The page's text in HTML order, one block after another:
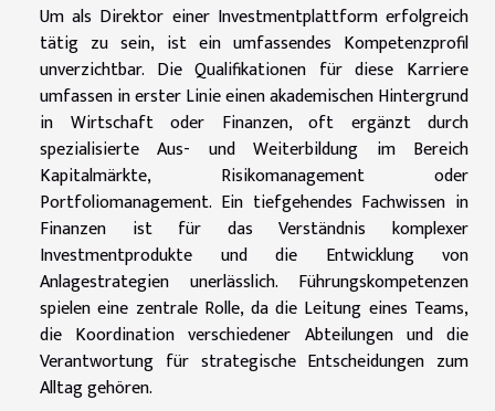
Um als Direktor einer Investmentplattform erfolgreich
tätig zu sein, ist ein umfassendes Kompetenzprofil
unverzichtbar. Die Qualifikationen für diese Karriere
umfassen in erster Linie einen akademischen Hintergrund
in Wirtschaft oder Finanzen, oft ergänzt durch
spezialisierte Aus- und Weiterbildung im Bereich
Kapitalmärkte, Risikomanagement oder
Portfoliomanagement. Ein tiefgehendes Fachwissen in
Finanzen ist für das Verständnis komplexer
Investmentprodukte und die Entwicklung von
Anlagestrategien unerlässlich. Führungskompetenzen
spielen eine zentrale Rolle, da die Leitung eines Teams,
die Koordination verschiedener Abteilungen und die
Verantwortung für strategische Entscheidungen zum
Alltag gehören.